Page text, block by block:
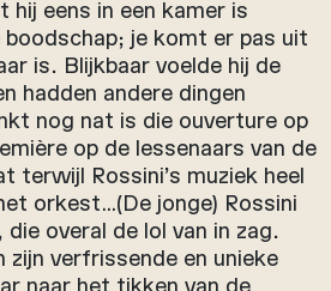
hij eens in een kamer is
je komt er pas uit
is. Blijkbaar voelde hij de
hadden andere dingen
nog nat is die ouverture op
op de lessenaars van de
terwijl Rossini’s muziek heel
orkest…(De jonge) Rossini
overal de lol van in zag.
zijn verfrissende en unieke
naar het tikken van de